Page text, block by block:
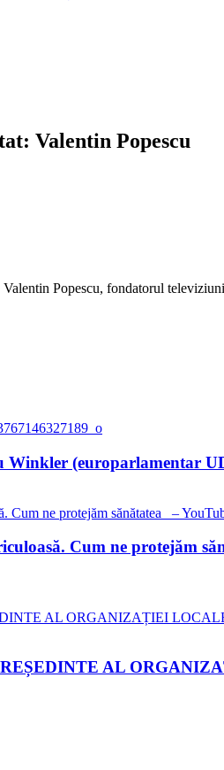
Valentin Popescu
Popescu, fondatorul
(europarlamentar
Cum ne protejăm
AL